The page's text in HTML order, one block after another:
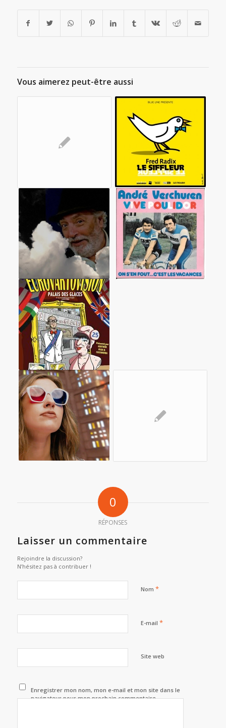
Vous aimerez peut-être aussi
0
RÉPONSES
Laisser un commentaire
Rejoindre la discussion?
N’hésitez pas à contribuer !
Nom *
E-mail *
Site web
Enregistrer mon nom, mon e-mail et mon site dans le
navigateur pour mon prochain commentaire.